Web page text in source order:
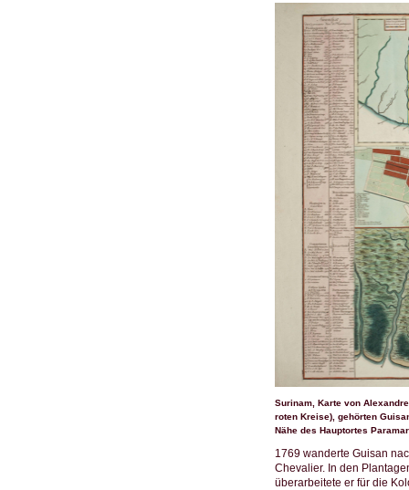
Surinam, Karte von
roten Kreise), gehörten
Nähe des Hauptortes
1769 wanderte Guisan
Chevalier. In den
überarbeitete er für die